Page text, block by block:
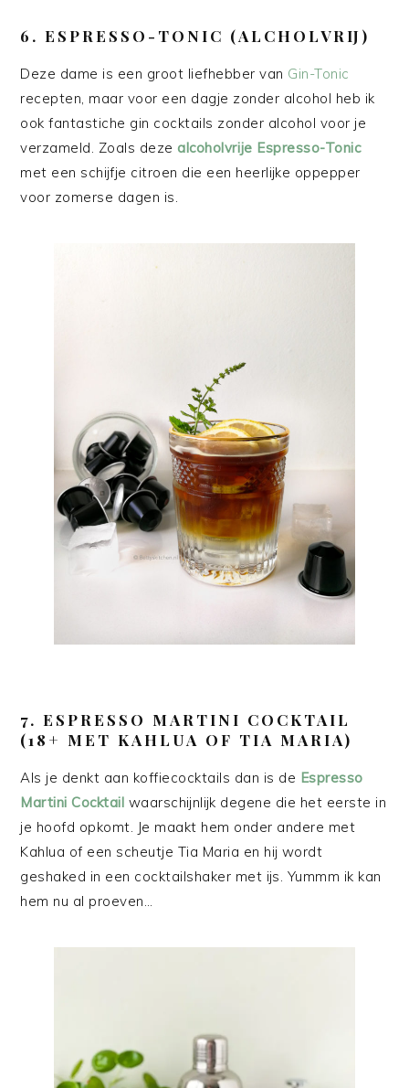
6. ESPRESSO-TONIC (ALCHOLVRIJ)
Deze dame is een groot liefhebber van Gin-Tonic
recepten, maar voor een dagje zonder alcohol heb ik
ook fantastiche gin cocktails zonder alcohol voor je
verzameld. Zoals dezealcoholvrije Espresso-Tonic
met een schijfje citroen die een heerlijke oppepper
voor zomerse dagen is.
7.ESPRESSO MARTINI COCKTAIL
(18+ MET KAHLUA OF TIA MARIA)
Als je denkt aan koffiecocktails dan is de Espresso
Martini Cocktail waarschijnlijk degene die het eerste in
je hoofd opkomt. Je maakt hem onder andere met
Kahlua of een scheutje Tia Maria en hij wordt
geshaked in een cocktailshaker met ijs. Yummm ik kan
hem nu al proeven…